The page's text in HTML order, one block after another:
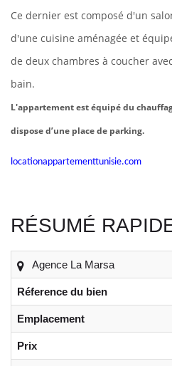
Ce dernier est composé d'un
d'une cuisine aménagée et
de deux chambres à coucher
bain.
L'appartement est équipé du
dispose d’une place de parking.
locationappartementtunisie.com
RÉSUMÉ
Agence La Marsa
Réference du bien
Emplacement
Prix